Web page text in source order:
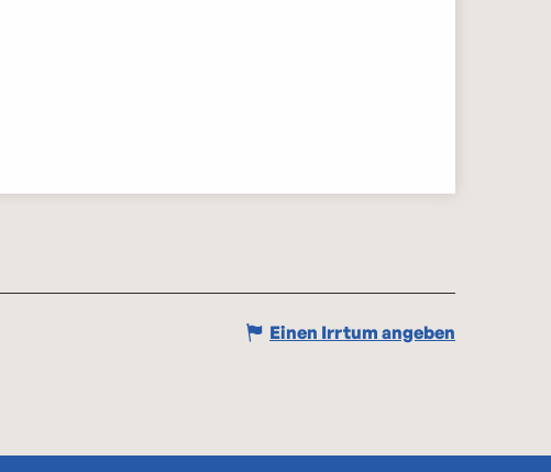
Einen Irrtum angeben